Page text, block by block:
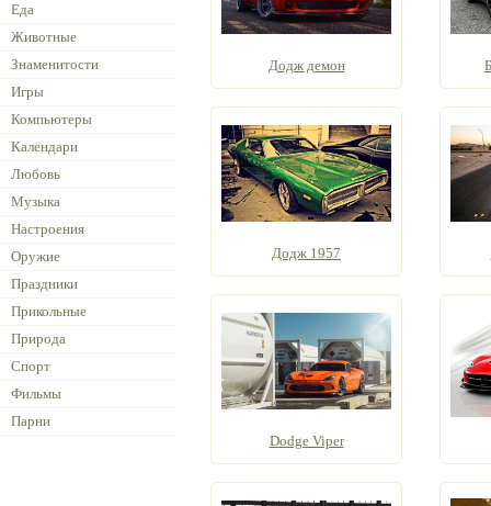
Еда
Животные
Знаменитости
Игры
Компьютеры
Календари
Любовь
Музыка
Настроения
Оружие
Праздники
Прикольные
Природа
Спорт
Фильмы
Парни
Додж демон
Додж 1957
Dodge Viper